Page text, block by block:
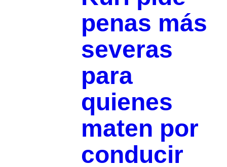
penas más
severas
para
quienes
maten por
conducir